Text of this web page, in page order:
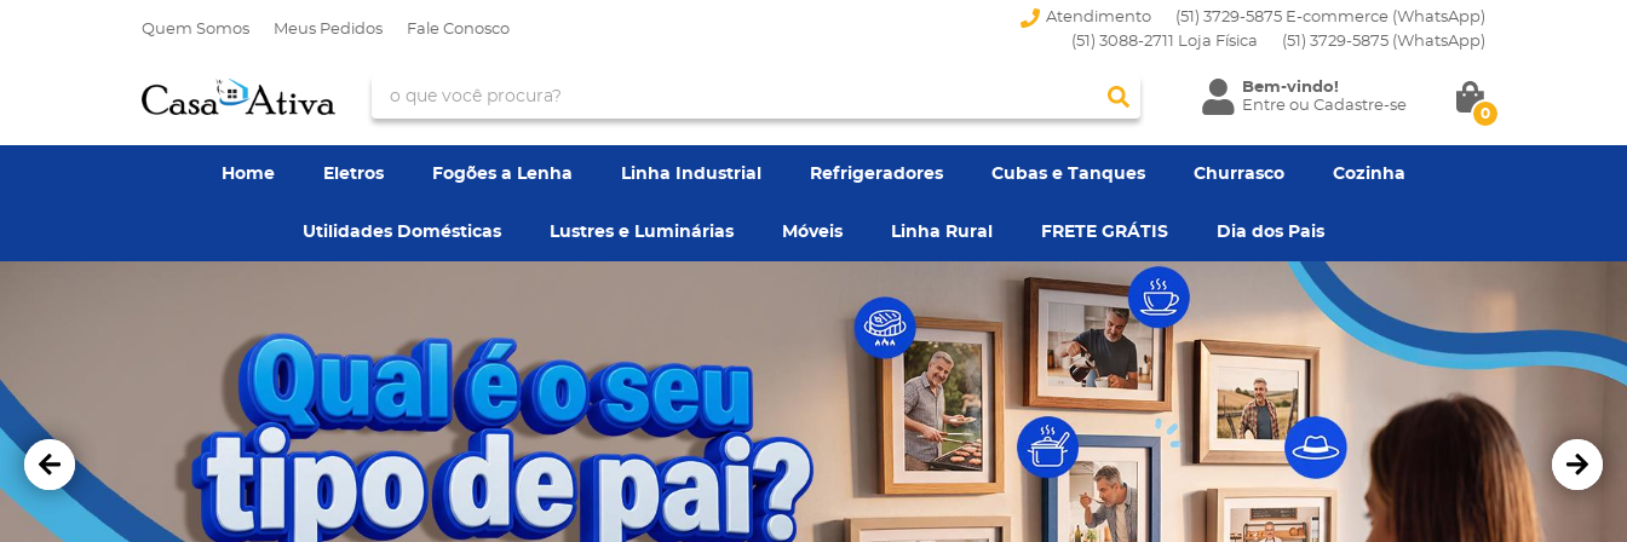
Quem Somos Meus Pedidos Fale Conosco
Atendimento
(51) 3729-5875 E-commerce (WhatsApp)
(51) 3088-2711 Loja Física
(51) 3729-5875 (WhatsApp)
Bem-vindo!
Entreou Cadastre-se 0
Home Eletros Fogões a Lenha Linha Industrial Refrigeradores Cubas e Tanques Churrasco Cozinha
Utilidades Domésticas Lustres e Luminárias Móveis Linha Rural FRETE GRÁTIS Dia dos Pais